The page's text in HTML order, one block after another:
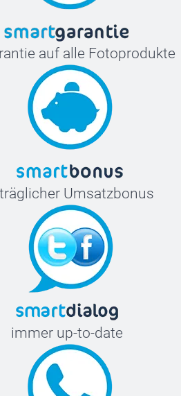
auf alle Fotoprodukte
Umsatzbonus
immer up-to-date